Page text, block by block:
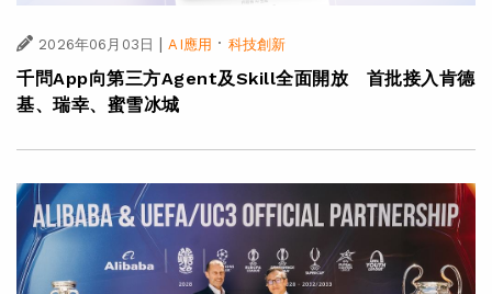
2026年06月03日 | AI應用 · 科技創新
千問App向第三方Agent及Skill全面開放 首批接入肯德
基、瑞幸、蜜雪冰城